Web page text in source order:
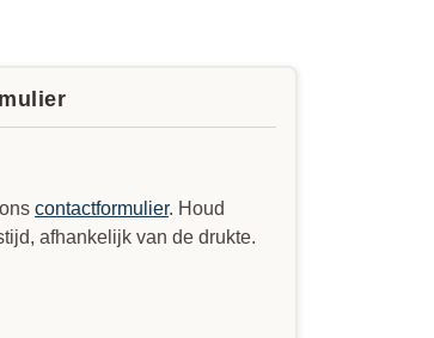
contactformulier. Houd
afhankelijk van de drukte.